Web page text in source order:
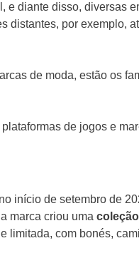
e diante disso, diversas
distantes, por exemplo,
de moda, estão os
de jogos e
início de setembro de
marca criou uma
limitada, com bonés,